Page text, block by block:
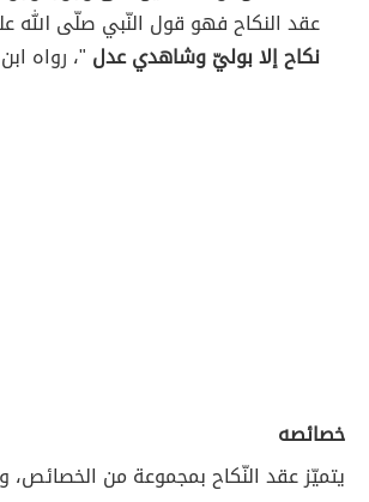
عقد النكاح فهو قول النّبي صلّى الله
نكاح إلا بوليّ وشاهدي عدل "، رواه
خصائصه
يتميّز عقد النّكاح بمجموعة من الخصائص،